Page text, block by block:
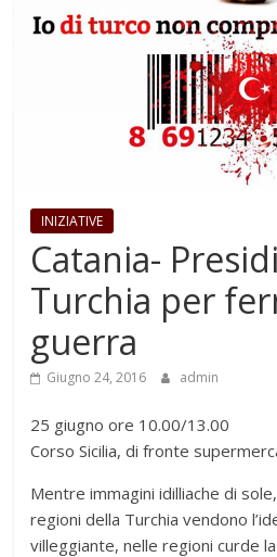
INIZIATIVE
Catania-
Turchia per
guerra
Giugno 24, 2016 admin
25 giugno ore 10.00/13.00
Corso Sicilia, di fronte
Mentre immagini idilliache di
regioni della Turchia vendono
villeggiante, nelle regioni curde